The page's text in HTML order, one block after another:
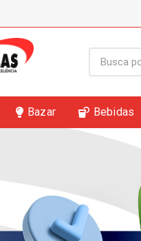
Bazar Bebidas